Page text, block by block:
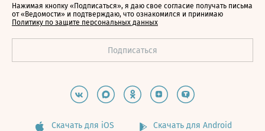
Нажимая кнопку «Подписаться», я даю свое согласие получать письма
от «Ведомости» и подтверждаю, что ознакомился и принимаю
Политику по защите персональных данных
Скачать для iOS Скачать для Android